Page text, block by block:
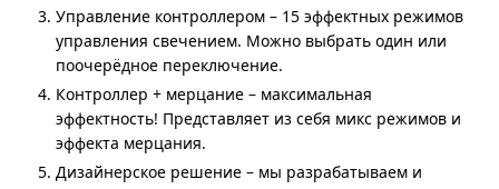
Управление контроллером – 15 эффектных режимов
управления свечением. Можно выбрать один или
поочерёдное переключение.
Контроллер + мерцание – максимальная
эффектность! Представляет из себя микс режимов и
эффекта мерцания.
Дизайнерское решение – мы разрабатываем и